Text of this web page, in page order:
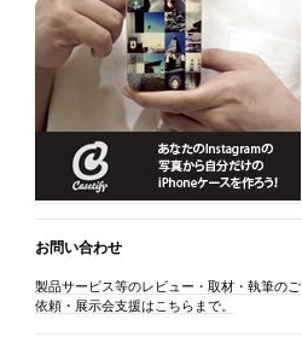
お問い合わせ
製品サービス等のレビュー・取材・執筆のご
依頼・展示会支援はこちらまで。